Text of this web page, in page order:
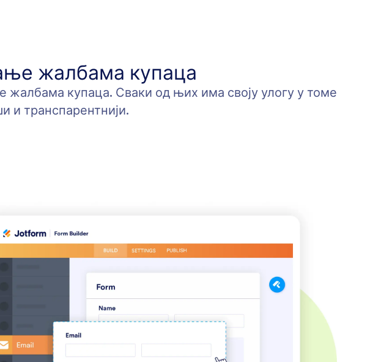
жалбама купаца
купаца. Сваки од њих има своју улогу у томе
и транспарентнији.